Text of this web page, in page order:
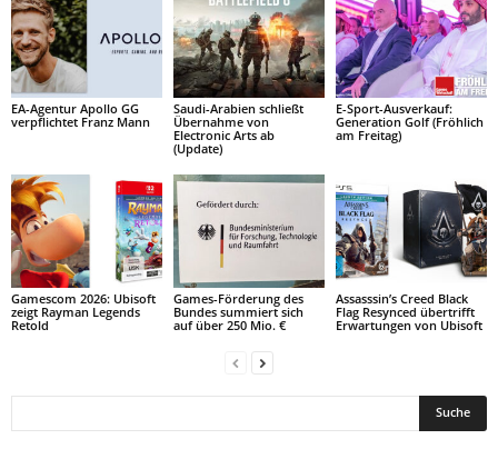
EA-Agentur Apollo GG
verpflichtet Franz Mann
Saudi-Arabien schließt
Übernahme von
Electronic Arts ab
(Update)
E-Sport-Ausverkauf:
Generation Golf (Fröhlich
am Freitag)
Gamescom 2026: Ubisoft
zeigt Rayman Legends
Retold
Games-Förderung des
Bundes summiert sich
auf über 250 Mio. €
Assasssin’s Creed Black
Flag Resynced übertrifft
Erwartungen von Ubisoft